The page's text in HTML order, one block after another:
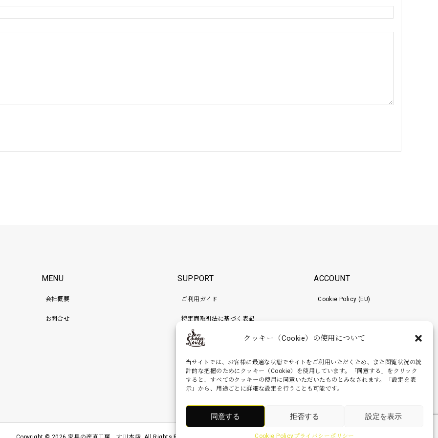
クッキー（Cookie）の使用について
当サイトでは、お客様に最適な状態でサイトをご利用いただくため、また閲覧状況の統
計的な把握のためにクッキー（Cookie）を使用しています。「同意する」をクリック
すると、すべてのクッキーの使用に同意いただいたものとみなされます。「設定を表
示」から、用途ごとに詳細な設定を行うことも可能です。
同意する 拒否する 設定を表示
Cookie Policyプライバシーポリシー
MENU
会社概要
お問合せ
SUPPORT
ご利用ガイド
特定商取引法に基づく表記
プライバシーポリシー
検品、補強、梱包工程
ACCOUNT
Cookie Policy (EU)